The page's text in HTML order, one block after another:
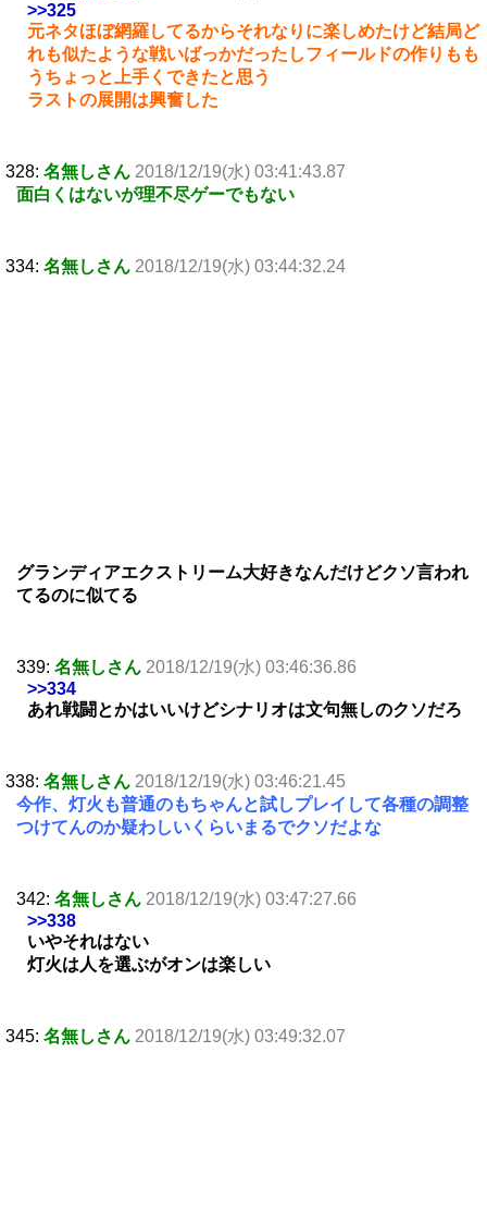
>>325
元ネタほぼ網羅してるからそれなりに楽しめたけど結局ど
れも似たような戦いばっかだったしフィールドの作りもも
うちょっと上手くできたと思う
ラストの展開は興奮した
328: 名無しさん 2018/12/19(水) 03:41:43.87
面白くはないが理不尽ゲーでもない
334: 名無しさん 2018/12/19(水) 03:44:32.24
グランディアエクストリーム大好きなんだけどクソ言われ
てるのに似てる
339: 名無しさん 2018/12/19(水) 03:46:36.86
>>334
あれ戦闘とかはいいけどシナリオは文句無しのクソだろ
338: 名無しさん 2018/12/19(水) 03:46:21.45
今作、灯火も普通のもちゃんと試しプレイして各種の調整
つけてんのか疑わしいくらいまるでクソだよな
342: 名無しさん 2018/12/19(水) 03:47:27.66
>>338
いやそれはない
灯火は人を選ぶがオンは楽しい
345: 名無しさん 2018/12/19(水) 03:49:32.07